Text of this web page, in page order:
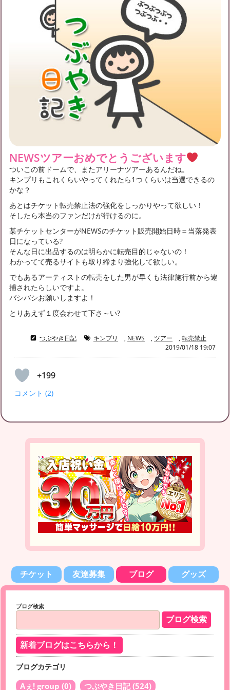
NEWSツアーおめでとうございます
ついこの前ドームで、またアリーナツアーあるんだね。
キンプリもこれくらいやってくれたら1つくらいは当選できるの
かな？
あとはチケット転売禁止法の強化をしっかりやって欲しい！
そしたら本当のファンだけが行けるのに。
某チケットセンターがNEWSのチケット販売開始日時＝当落発表
日になっている?
そんな日に出品するのは明らかに転売目的じゃないの！
わかってて売るサイトも取り締まり強化して欲しい。
でもあるアーティストの転売をした男が早くも法律施行前から逮
捕されたらしいですよ。
バシバシお願いしますよ！
とりあえず１度会わせて下さ～い?
つぶやき日記 キンプリ , NEWS , ツアー , 転売禁止
2019/01/18 19:07
+199
コメント (2)
チケット 友達募集 ブログ グッズ
ブログ検索
新着ブログはこちらから！
ブログカテゴリ
Aぇ! group (0) つぶやき日記(524)